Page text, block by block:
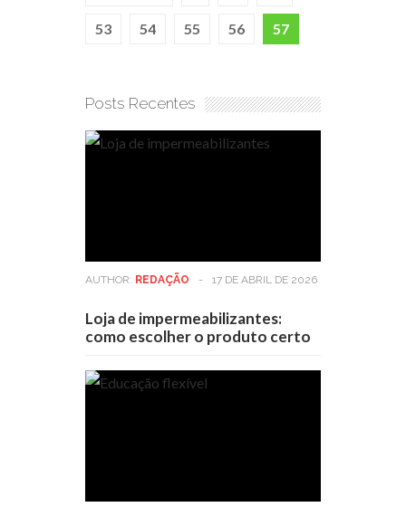
53 54 55 56 57
Posts Recentes
AUTHOR: REDAÇÃO - 17 DE ABRIL DE 2026
Loja de impermeabilizantes:
como escolher o produto certo